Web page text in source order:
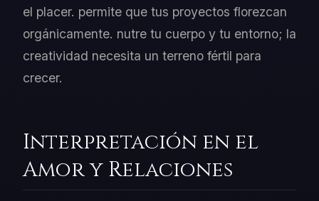
el placer. permite que tus proyectos florezcan
orgánicamente. nutre tu cuerpo y tu entorno; la
creatividad necesita un terreno fértil para
crecer.
Interpretación en el
Amor y Relaciones